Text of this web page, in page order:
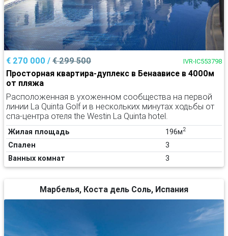
€ 270 000 / € 299 500 IVR-IC553798
Просторная квартира-дуплекс в Бенаависе в 4000м
от пляжа
Расположенная в ухоженном сообщества на первой
линии La Quinta Golf и в нескольких минутах ходьбы от
спа-центра отеля the Westin La Quinta hotel.
Жилая площадь 196м2
Спален
3
Ванных комнат
3
Марбелья, Коста дель Соль, Испания